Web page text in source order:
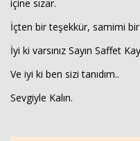
içine sızar.
İçten bir teşekkür, samimi
İyi ki varsınız Sayın Saffet
Ve iyi ki ben sizi tanıdım..
Sevgiyle Kalın.